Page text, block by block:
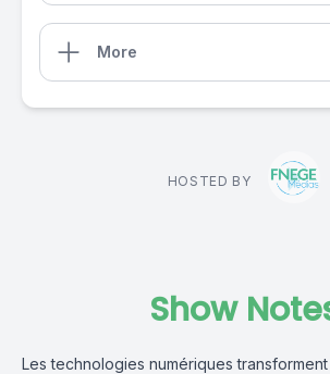
More
HOSTED BY
Show
Les technologies numériques